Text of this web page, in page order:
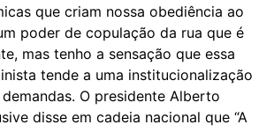
que criam nossa obediência ao
poder de copulação da rua que é
mas tenho a sensação que essa
tende a uma institucionalização
O presidente Alberto
disse em cadeia nacional que “A